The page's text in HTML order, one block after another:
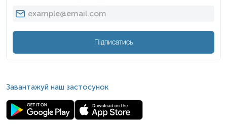
Підписатись
Завантажуй наш застосунок